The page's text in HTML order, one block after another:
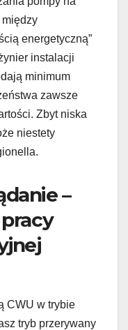
między
energetyczną”
instalacji
minimum
zawsze
Zbyt niska
niestety
–
CWU w trybie
tryb przerywany